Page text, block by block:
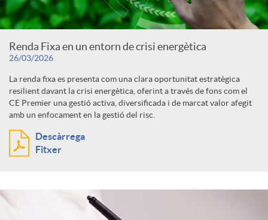
Renda Fixa en un entorn de crisi energètica
26/03/2026
La renda fixa es presenta com una clara oportunitat estratègica
resilient davant la crisi energètica, oferint a través de fons com el
CE Premier una gestió activa, diversificada i de marcat valor afegit
amb un enfocament en la gestió del risc.
Descàrrega
Fitxer